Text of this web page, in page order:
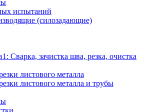
испытаний
(силозадающие)
Сварка, зачистка шва, резка, очистка
листового металла
листового металла и трубы